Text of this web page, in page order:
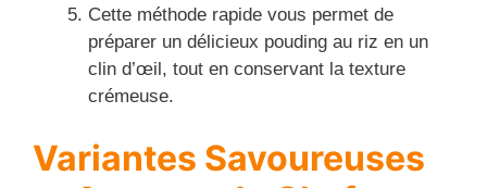
Cette méthode rapide vous permet de
préparer un délicieux pouding au riz en un
clin d’œil, tout en conservant la texture
crémeuse.
Variantes Savoureuses